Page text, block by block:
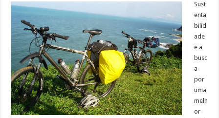
Sust
enta
bilid
ade
e a
busc
a
por
uma
melh
or